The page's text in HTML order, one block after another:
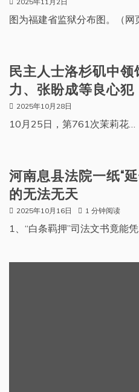
图为福建省监狱分布图。（网
民主人士洛杉矶中
力、张盼成等良心犯
2025年10月28日
10月25日，第761次茉莉花…
河南息县法院一纸“
的无法无天
2025年10月16日 1 分钟阅读
1、“白条羁押”司法文书竟能